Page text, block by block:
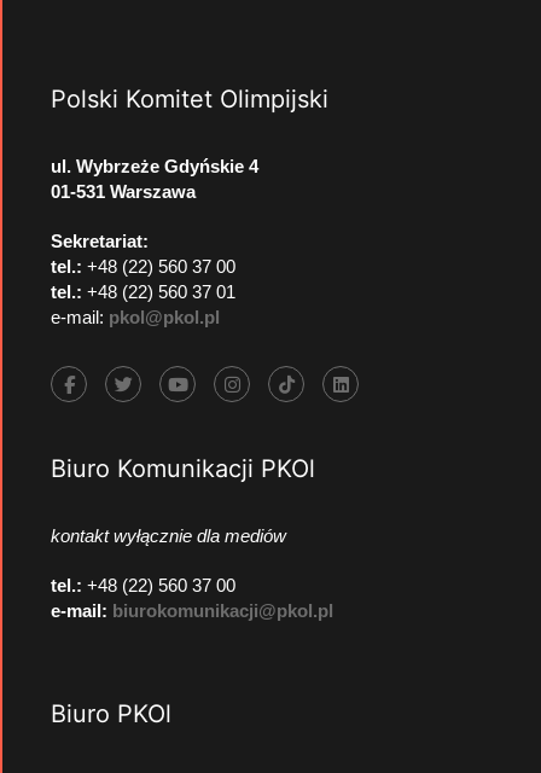
Polski Komitet Olimpijski
ul. Wybrzeże Gdyńskie 4
01-531 Warszawa
Sekretariat:
tel.: +48 (22) 560 37 00
tel.: +48 (22) 560 37 01
e-mail: pkol@pkol.pl
Biuro Komunikacji PKOl
kontakt wyłącznie dla mediów
tel.: +48 (22) 560 37 00
e-mail: biurokomunikacji@pkol.pl
Biuro PKOl